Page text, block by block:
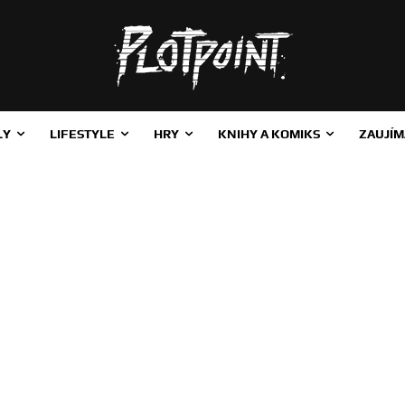
LIFESTYLE HRY KNIHY A KOMIKS